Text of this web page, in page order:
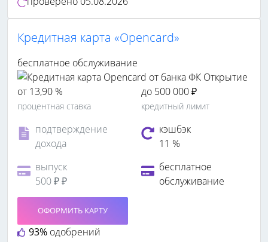
Кредитная карта «Opencard»
бесплатное обслуживание
от 13,90 %
процентная ставка
до 500 000 ₽
кредитный лимит
подтверждение
дохода
кэшбэк
11 %
выпуск
500 ₽ ₽
бесплатное
обслуживание
93% одобрений
ОФОРМИТЬ КАРТУ